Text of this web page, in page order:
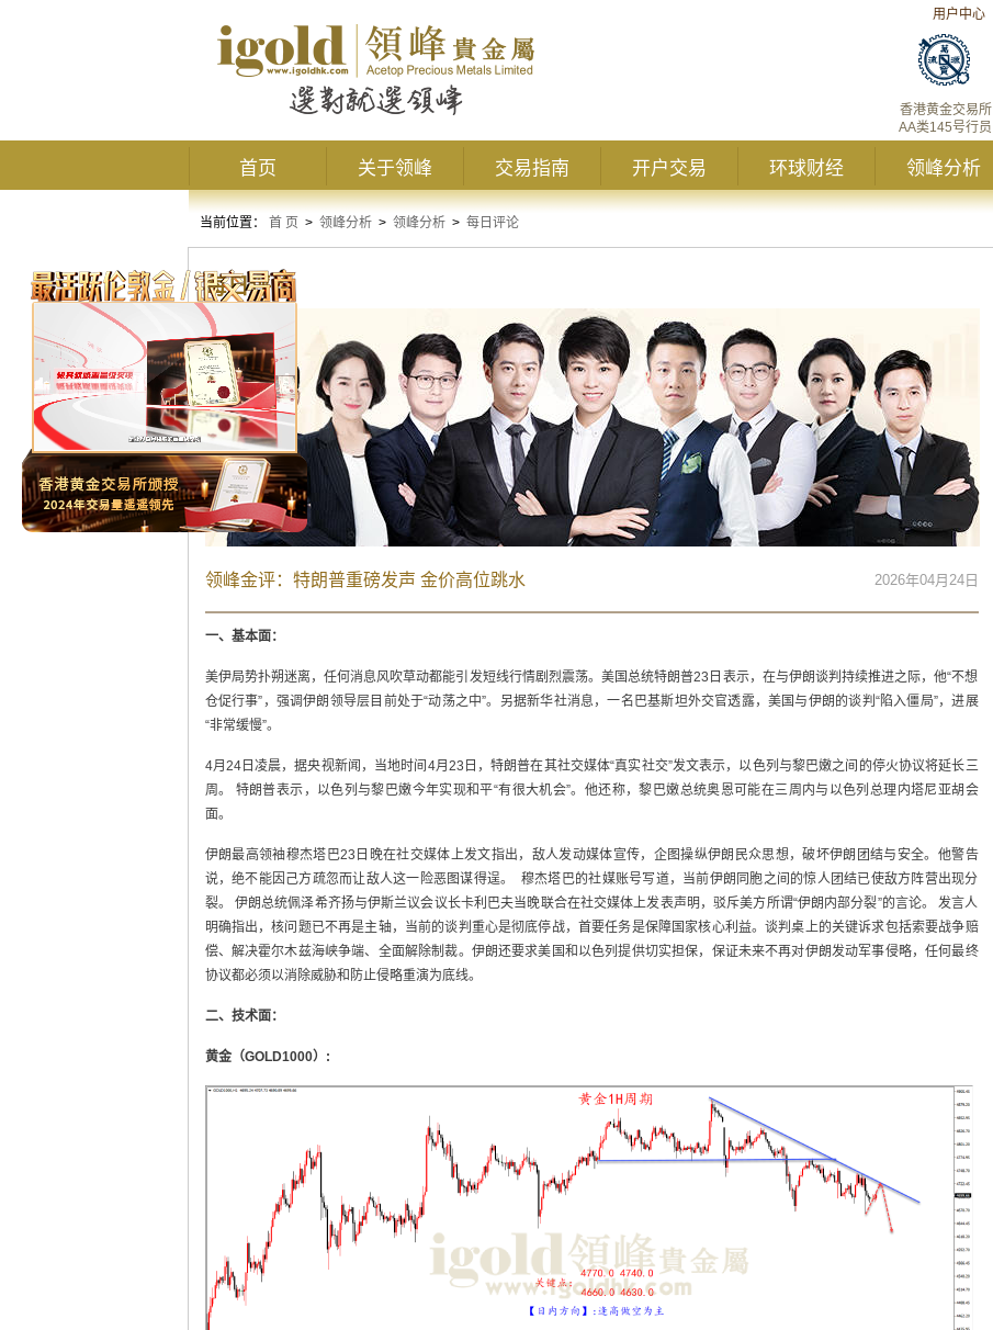
用户中心
香港黄金交易所
AA类145号行员
首页 关于领峰 交易指南 开户交易 环球财经 领峰分析
当前位置： 首 页 > 领峰分析 > 领峰分析 > 每日评论
每日评论
领峰金评：特朗普重磅发声 金价高位跳水 2026年04月24日
一、基本面：
美伊局势扑朔迷离，任何消息风吹草动都能引发短线行情剧烈震荡。美国总统特朗普23日表示，在与伊朗谈判持续推进之际，他“不想
仓促行事”，强调伊朗领导层目前处于“动荡之中”。另据新华社消息，一名巴基斯坦外交官透露，美国与伊朗的谈判“陷入僵局”，进展
“非常缓慢”。
4月24日凌晨，据央视新闻，当地时间4月23日，特朗普在其社交媒体“真实社交”发文表示，以色列与黎巴嫩之间的停火协议将延长三
周。 特朗普表示，以色列与黎巴嫩今年实现和平“有很大机会”。他还称，黎巴嫩总统奥恩可能在三周内与以色列总理内塔尼亚胡会
面。
伊朗最高领袖穆杰塔巴23日晚在社交媒体上发文指出，敌人发动媒体宣传，企图操纵伊朗民众思想，破坏伊朗团结与安全。他警告
说，绝不能因己方疏忽而让敌人这一险恶图谋得逞。 穆杰塔巴的社媒账号写道，当前伊朗同胞之间的惊人团结已使敌方阵营出现分
裂。 伊朗总统佩泽希齐扬与伊斯兰议会议长卡利巴夫当晚联合在社交媒体上发表声明，驳斥美方所谓“伊朗内部分裂”的言论。 发言人
明确指出，核问题已不再是主轴，当前的谈判重心是彻底停战，首要任务是保障国家核心利益。谈判桌上的关键诉求包括索要战争赔
偿、解决霍尔木兹海峡争端、全面解除制裁。伊朗还要求美国和以色列提供切实担保，保证未来不再对伊朗发动军事侵略，任何最终
协议都必须以消除威胁和防止侵略重演为底线。
二、技术面：
黄金（GOLD1000）: